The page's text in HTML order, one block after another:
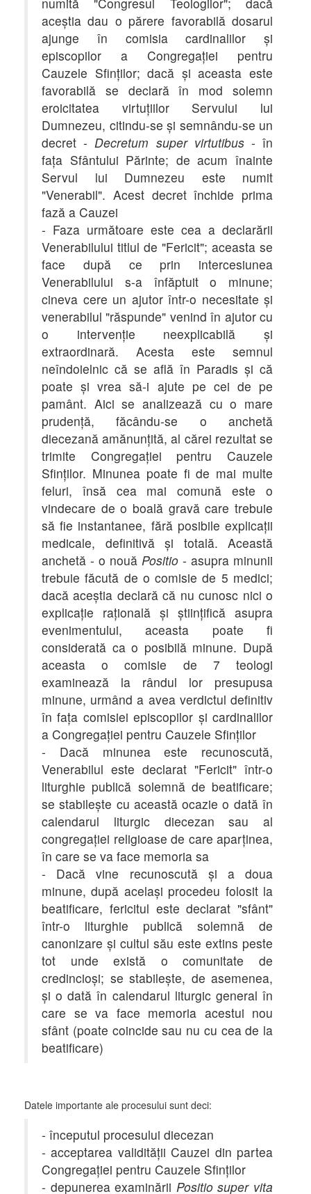
aceştia dau o părere favorabilă dosarul
ajunge în comisia cardinalilor şi
episcopilor a Congregaţiei pentru
Cauzele Sfinţilor; dacă şi aceasta este
favorabilă se declară în mod solemn
eroicitatea virtuţiilor Servului lui
Dumnezeu, citindu-se şi semnându-se un
decret - Decretum super virtutibus- în
faţa Sfântului Părinte; de acum înainte
Servul lui Dumnezeu este numit
"Venerabil". Acest decret închide prima
fază a Cauzei
- Faza următoare este cea a declarării
Venerabilului titlul de "Fericit"; aceasta se
face după ce prin intercesiunea
Venerabilului s-a înfăptuit o minune;
cineva cere un ajutor într-o necesitate şi
venerabilul "răspunde" venind în ajutor cu
o intervenţie neexplicabilă şi
extraordinară. Acesta este semnul
neîndoielnic că se află în Paradis şi că
poate şi vrea să-i ajute pe cei de pe
pamânt. Aici se analizează cu o mare
prudenţă, făcându-se o anchetă
diecezană amănunţită, al cărei rezultat se
trimite Congregaţiei pentru Cauzele
Sfinţilor. Minunea poate fi de mai multe
feluri, însă cea mai comună este o
vindecare de o boală gravă care trebuie
să fie instantanee, fără posibile explicaţii
medicale, definitivă şi totală. Această
anchetă - o nouă Positio - asupra minunii
trebuie făcută de o comisie de 5 medici;
dacă aceştia declară că nu cunosc nici o
explicaţie raţională şi ştiinţifică asupra
evenimentului, aceasta poate fi
considerată ca o posibilă minune. După
aceasta o comisie de 7 teologi
examinează la rândul lor presupusa
minune, urmând a avea verdictul definitiv
în faţa comisiei episcopilor şi cardinalilor
a Congregaţiei pentru Cauzele Sfinţilor
- Dacă minunea este recunoscută,
Venerabilul este declarat "Fericit" într-o
liturghie publică solemnă de beatificare;
se stabileşte cu această ocazie o dată în
calendarul liturgic diecezan sau al
congregaţiei religioase de care aparţinea,
în care se va face memoria sa
- Dacă vine recunoscută şi a doua
minune, după acelaşi procedeu folosit la
beatificare, fericitul este declarat "sfânt"
într-o liturghie publică solemnă de
canonizare şi cultul său este extins peste
tot unde există o comunitate de
credincioşi; se stabileşte, de asemenea,
şi o dată în calendarul liturgic general în
care se va face memoria acestui nou
sfânt (poate coincide sau nu cu cea de la
beatificare)
Datele importante ale procesului sunt deci:
- începutul procesului diecezan
- acceptarea validităţii Cauzei din partea
Congregaţiei pentru Cauzele Sfinţilor
- depunerea examinării Positio super vita